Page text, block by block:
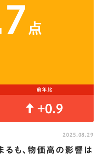
点
前年比
+0.9
るも､物価高の影響は
2025.08.29